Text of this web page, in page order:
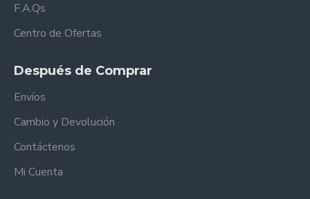
F.A.Qs
Centro de Ofertas
Después de Comprar
Envíos
Cambio y Devolución
Contáctenos
Mi Cuenta